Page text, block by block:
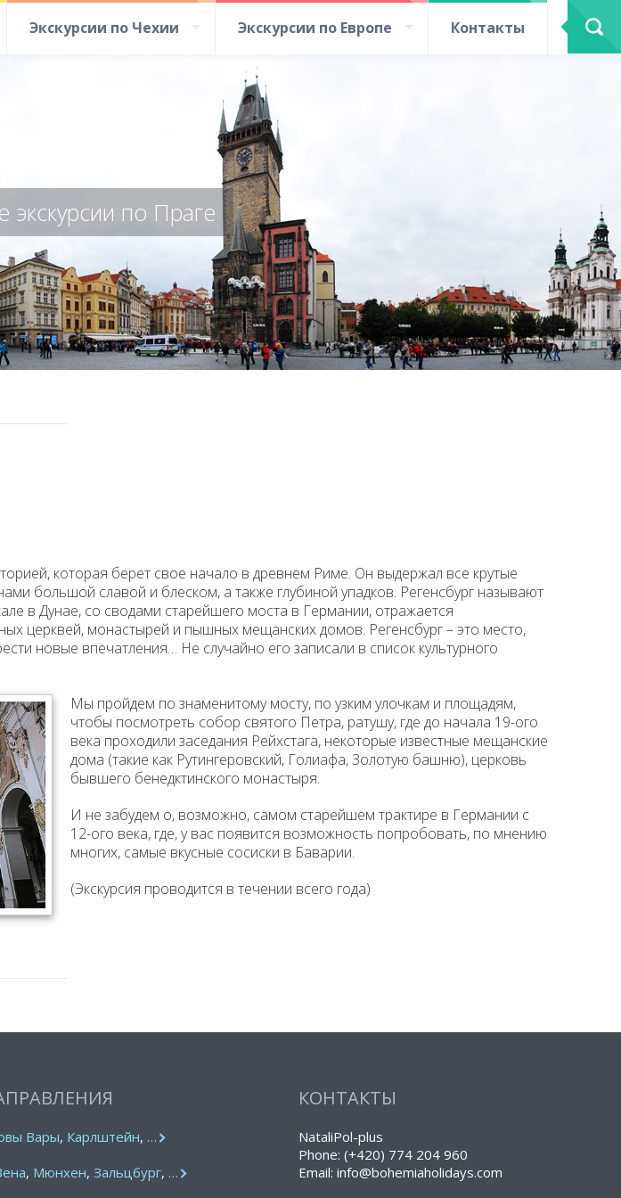
Экскурсии по Чехии Экскурсии по Европе Контакты
по Праге
которая берет свое начало в древнем Риме. Он выдержал все крутые
большой славой и блеском, а также глубиной упадков. Регенсбург называют
в Дунае, со сводами старейшего моста в Германии, отражается
церквей, монастырей и пышных мещанских домов. Регенсбург – это место,
новые впечатления… Не случайно его записали в список культурного
Мы пройдем по знаменитому мосту, по узким улочкам и площадям,
чтобы посмотреть собор святого Петра, ратушу, где до начала 19-ого
века проходили заседания Рейхстага, некоторые известные мещанские
дома (такие как Рутингеровский, Голиафа, Золотую башню), церковь
бывшего бенедктинского монастыря.
И не забудем о, возможно, самом старейшем трактире в Германии с
12-ого века, где, у вас появится возможность попробовать, по мнению
многих, самые вкусные сосиски в Баварии.
(Экскурсия проводится в течении всего года)
Вары, Карлштейн, …
, Мюнхен, Зальцбург, …
КОНТАКТЫ
NataliPol-plus
Phone: (+420) 774 204 960
Email: info@bohemiaholidays.com